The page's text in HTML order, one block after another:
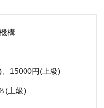
構
15000円(上級)
(上級)